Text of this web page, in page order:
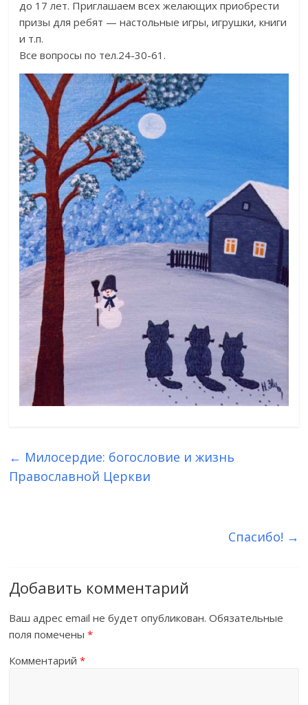
до 17 лет. Приглашаем всех желающих приобрести
призы для ребят — настольные игры, игрушки, книги
и т.п.
Все вопросы по тел.24-30-61.
← Милосердие: богословие и жизнь
Православной Церкви
Спасибо! →
Добавить комментарий
Ваш адрес email не будет опубликован. Обязательные
поля помечены*
Комментарий*